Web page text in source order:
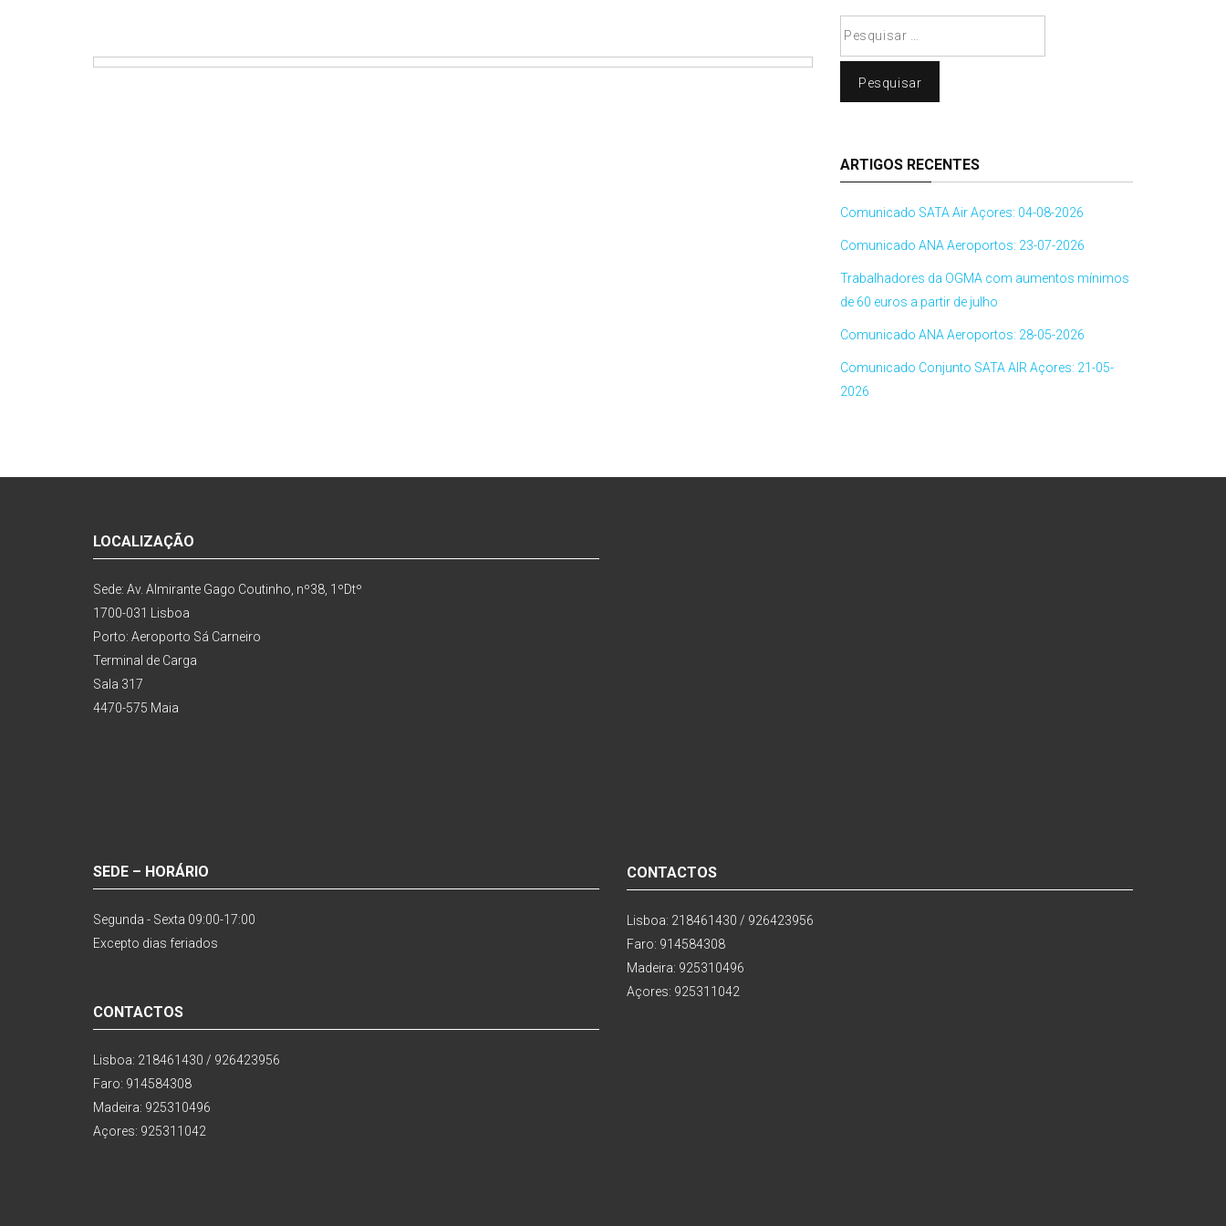
ARTIGOS RECENTES
Comunicado SATA Air Açores: 04-08-2026
Comunicado ANA Aeroportos: 23-07-2026
Trabalhadores da OGMA com aumentos mínimos
de 60 euros a partir de julho
Comunicado ANA Aeroportos: 28-05-2026
Comunicado Conjunto SATA AIR Açores: 21-05-
2026
LOCALIZAÇÃO
Sede: Av. Almirante Gago Coutinho, nº38, 1ºDtº
1700-031 Lisboa
Porto: Aeroporto Sá Carneiro
Terminal de Carga
Sala 317
4470-575 Maia
SEDE – HORÁRIO
Segunda - Sexta 09:00-17:00
Excepto dias feriados
CONTACTOS
Lisboa: 218461430 / 926423956
Faro: 914584308
Madeira: 925310496
Açores: 925311042
CONTACTOS
Lisboa: 218461430 / 926423956
Faro: 914584308
Madeira: 925310496
Açores: 925311042